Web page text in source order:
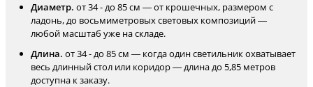
Диаметр. от 34 - до 85 см — от крошечных, размером с
ладонь, до восьмиметровых световых композиций —
любой масштаб уже на складе.
Длина. от 34 - до 85 см — когда один светильник охватывает
весь длинный стол или коридор — длина до 5,85 метров
доступна к заказу.